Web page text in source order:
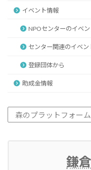
イベント情報
NPOセンターのイベン
センター関連のイベン
登録団体から
助成金情報
森のプラットフォー
鎌